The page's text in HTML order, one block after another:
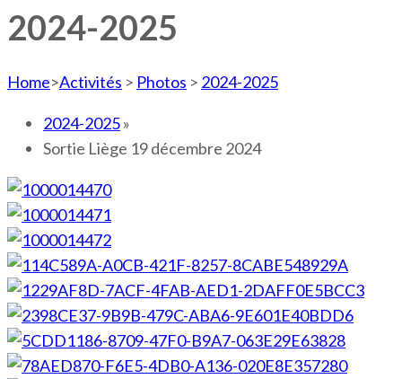
2024-2025
Home>Activités > Photos > 2024-2025
2024-2025»
Sortie Liège 19 décembre 2024